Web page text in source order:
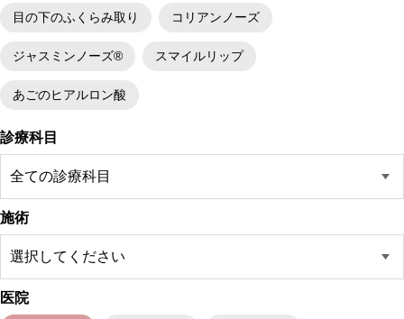
目の下のふくらみ取り コリアンノーズ
ジャスミンノーズ® スマイルリップ
あごのヒアルロン酸
診療科目
施術
医院